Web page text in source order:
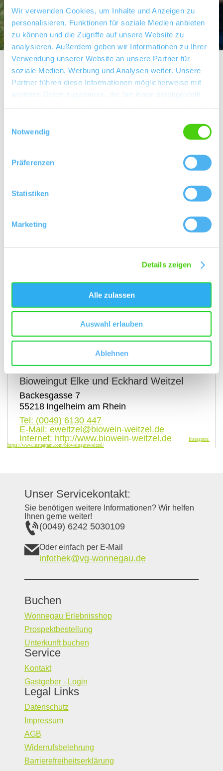
Wir verwenden Cookies, um Inhalte und Anzeigen zu
personalisieren, Funktionen für soziale Medien anbieten
zu können und die Zugriffe auf unsere Website zu
analysieren. Außerdem geben wir Informationen zu Ihrer
Verwendung unserer Website an unsere Partner für
soziale Medien, Werbung und Analysen weiter. Unsere
Partner führen diese Informationen möglicherweise mit
weiteren Daten zusammen, die Sie ihnen bereitgestellt
Notwendig
Präferenzen
Statistiken
Marketing
Details zeigen
Alle zulassen
Auswahl erlauben
Ablehnen
Kontaktinformationen:
Bioweingut Elke und Eckhard Weitzel
Backesgasse 7
55218 Ingelheim am Rhein
Tel: (0049) 6130 447
E-Mail: eweitzel@biowein-weitzel.de
Internet: http://www.biowein-weitzel.de
Instagram:
https://www.instagram.com/bioweinguteweitzel/
Unser Servicekontakt:
Sie benötigen weitere Informationen? Wir helfen
Ihnen gerne weiter!
(0049) 6242 5030109
Oder einfach per E-Mail
infothek@vg-wonnegau.de
Buchen
Wonnegau Erlebnisshop
Prospektbestellung
Unterkunft buchen
Service
Kontakt
Gastgeber - Login
Legal Links
Datenschutz
Impressum
AGB
Widerrufsbelehrung
Barrierefreiheitserklärung